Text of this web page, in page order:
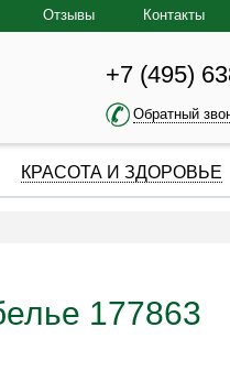
Отзывы Контакты
+7 (495)
Обратный
КРАСОТА И ЗДОРОВЬЕ
177863